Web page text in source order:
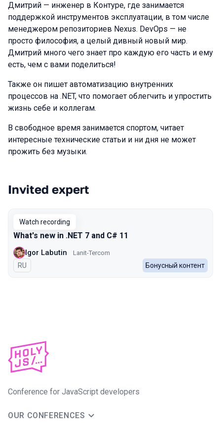
Дмитрий — инженер в Контуре, где занимается
поддержкой инструментов эксплуатации, в том числе
менеджером репозиториев Nexus. DevOps — не
просто философия, а целый дивный новый мир.
Дмитрий много чего знает про каждую его часть и ему
есть, чем с вами поделиться!
Также он пишет автоматизацию внутренних
процессов на .NET, что помогает облегчить и упростить
жизнь себе и коллегам.
В свободное время занимается спортом, читает
интересные технические статьи и ни дня не может
прожить без музыки.
Talks from 2022 Autumn season
Invited expert
Watch recording
What's new in .NET 7 and C# 11
Igor Labutin Lanit-Tercom
In Russian
RU Бонусный контент
Conference for JavaScript developers
OUR CONFERENCES